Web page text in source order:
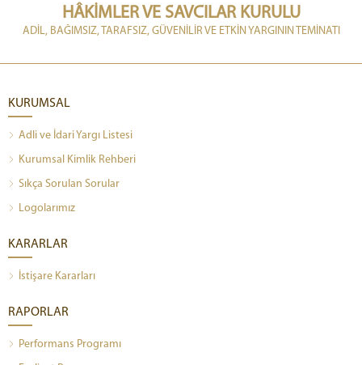
HÂKİMLER VE SAVCILAR KURULU
ADİL, BAĞIMSIZ, TARAFSIZ, GÜVENİLİR VE ETKİN YARGININ TEMİNATI
KURUMSAL
Adli ve İdari Yargı Listesi
Kurumsal Kimlik Rehberi
Sıkça Sorulan Sorular
Logolarımız
KARARLAR
İstişare Kararları
RAPORLAR
Performans Programı